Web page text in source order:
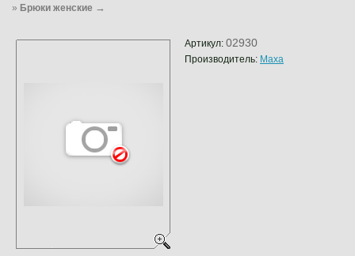
» Брюки женские →
Артикул: 02930
Производитель: Maxa